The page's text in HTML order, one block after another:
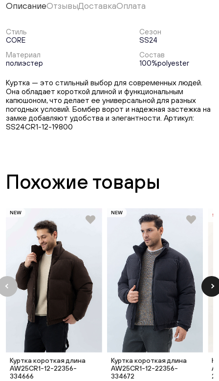
ОписаниеОтзывыДоставкаОплата
Стиль
CORE
Сезон
SS24
Материал
полиэстер
Состав
100%polyester
Куртка — это стильный выбор для современных людей.
Она обладает короткой длиной и функциональным
капюшоном, что делает ее универсальной для разных
погодных условий. Бомбер ворот и надежная застежка на
замке добавляют удобства и элегантности. Артикул:
SS24CR1-12-19800
Похожие товары
NEW
Куртка короткая длина
AW25CR1-12-22356-
334666
NEW
Куртка короткая длина
AW25CR1-12-22356-
334672